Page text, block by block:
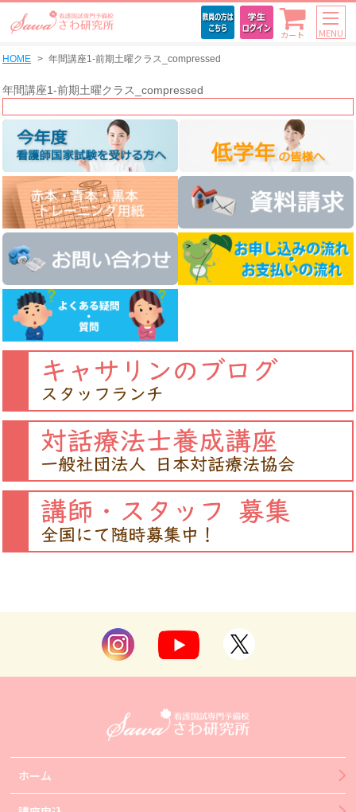
カート MENU
HOME 年間講座1-前期土曜クラス_compressed
年間講座1-前期土曜クラス_compressed
ホーム